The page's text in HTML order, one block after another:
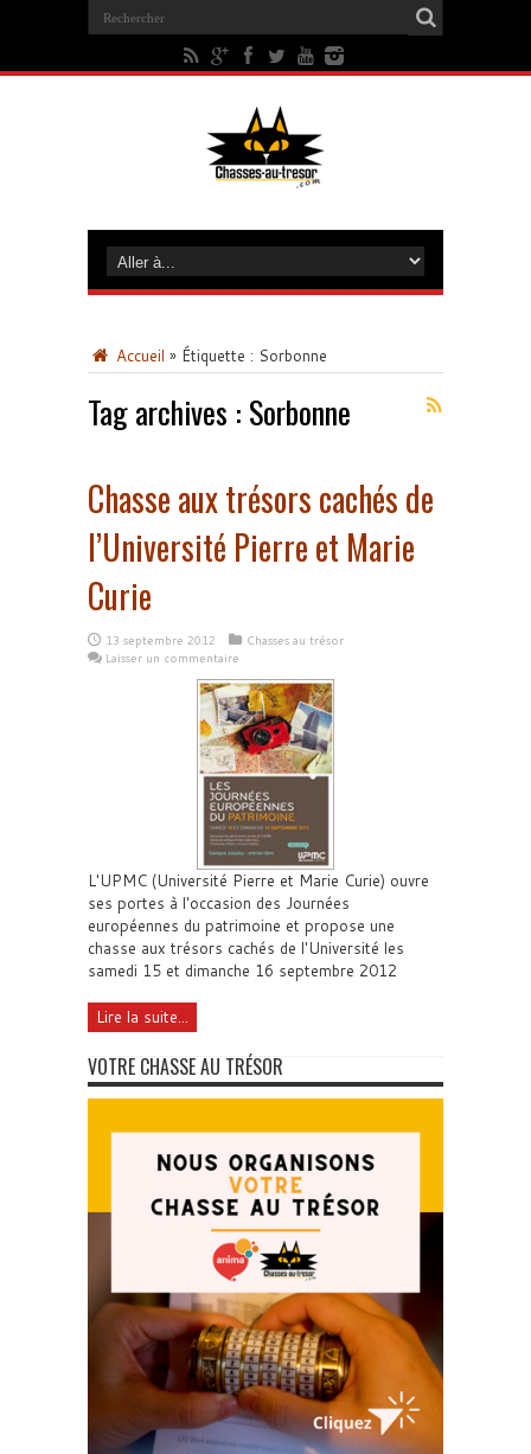
Accueil » Étiquette : Sorbonne
Tag archives : Sorbonne
Chasse aux trésors cachés de
l’Université Pierre et Marie
Curie
13 septembre 2012
Chasses au trésor
Laisser un commentaire
L'UPMC (Université Pierre et Marie Curie) ouvre
ses portes à l'occasion des Journées
européennes du patrimoine et propose une
chasse aux trésors cachés de l'Université les
samedi 15 et dimanche 16 septembre 2012
Lire la suite...
VOTRE CHASSE AU TRÉSOR